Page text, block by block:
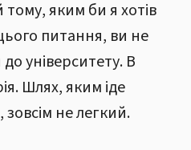
яким би я хотів
питання, ви не
університету. В
Шлях, яким іде
не легкий.